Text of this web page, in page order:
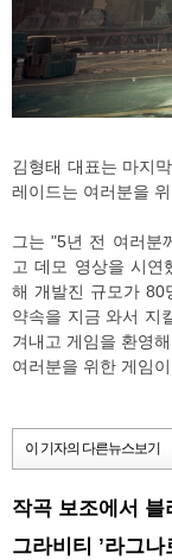
김형태 대표는 마지
레이드는 여러분을
그는 "5년 전 여러분
고 데모 영상을 시연
해 개발진 규모가 80
약속을 지금 와서 지
겨내고 게임을 환영
여러분을 위한 게임
이 기자의 다른뉴스보기
작곡 보조에서
그라비티 ’라그